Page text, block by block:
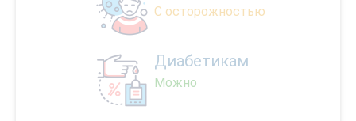
С осторожностью
Диабетикам
Можно